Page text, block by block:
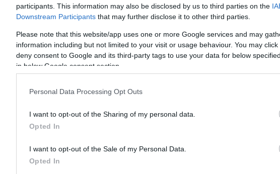
participants. This information may also be disclosed by us to third parties on the
Downstream Participants that may further disclose it to other third parties.
Please note that this website/app uses one or more Google services and may
information including but not limited to your visit or usage behaviour. You may
deny consent to Google and its third-party tags to use your data for below
in below Google consent section.
Personal Data Processing Opt Outs
I want to opt-out of the Sharing of my personal data.
Opted In
I want to opt-out of the Sale of my Personal Data.
Opted In
Ακολουθήστε τοprotothema.gr στο Google Newsκαι μάθετε πρώτοι
όλες τις ειδήσεις
Δείτε όλες τις τελευταίεςΕιδήσειςαπό την Ελλάδα και τον Κόσμο, τη
στιγμή που συμβαίνουν, στο